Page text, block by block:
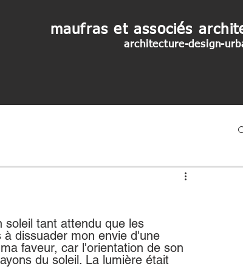
maufras et associés
architecture-design-
soleil tant attendu que les
dissuader mon envie d'une
faveur, car l'orientation de son
du soleil. La lumière était